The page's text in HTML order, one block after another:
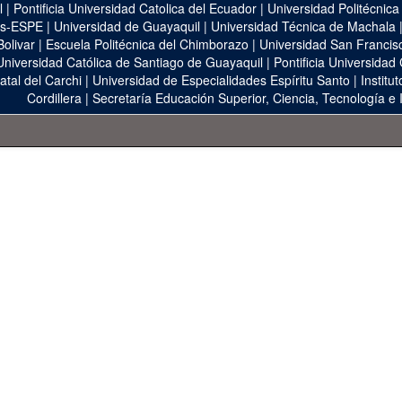
| Pontificia Universidad Catolica del Ecuador| Universidad
ESPE | Universidad de Guayaquil | Universidad Técnica de Machala
| Escuela Politécnica del Chimborazo | Universidad San
Católica de Santiago de Guayaquil | Pontificia
del Carchi | Universidad de Especialidades Espíritu Santo |
Cordillera| Secretaría Educación Superior, Ciencia, Tecnología e